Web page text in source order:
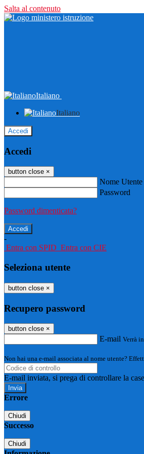
Salta al contenuto
Italiano
Italiano
Accedi
Accedi
button close ×
Nome Utente
Password
Password dimenticata?
-
Entra con SPID Entra con CIE
Seleziona utente
button close ×
Recupero password
button close ×
E-mail Verrà
Non hai una e-mail associata al nome utente?
E-mail inviata, si prega di controllare la
Errore
Chiudi
Successo
Chiudi